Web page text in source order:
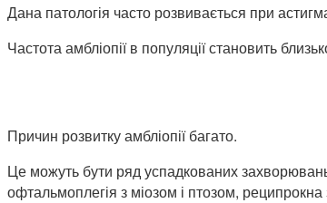
Дана патологія часто розвивається при
Частота амбліопії в популяції становить
Причин розвитку амбліопії багато.
Це можуть бути ряд успадкованих
офтальмоплегія з міозом і птозом,